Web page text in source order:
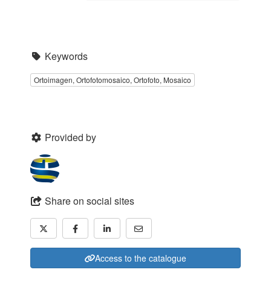
Keywords
Ortoimagen, Ortofotomosaico, Ortofoto, Mosaico
Provided by
Share on social sites
Access to the catalogue